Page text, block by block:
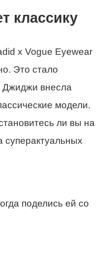
классику
x Vogue Eyewear
Это стало
Джиджи внесла
модели.
ли вы на
суперактуальных
поделись ей со